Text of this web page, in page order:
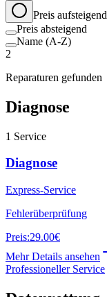
Preis aufsteigend
Preis absteigend
Name (A-Z)
2
Reparaturen gefunden
Diagnose
1 Service
Diagnose
Express-Service
Fehlerüberprüfung
Preis:29.00€
Mehr Details ansehen
Professioneller Service